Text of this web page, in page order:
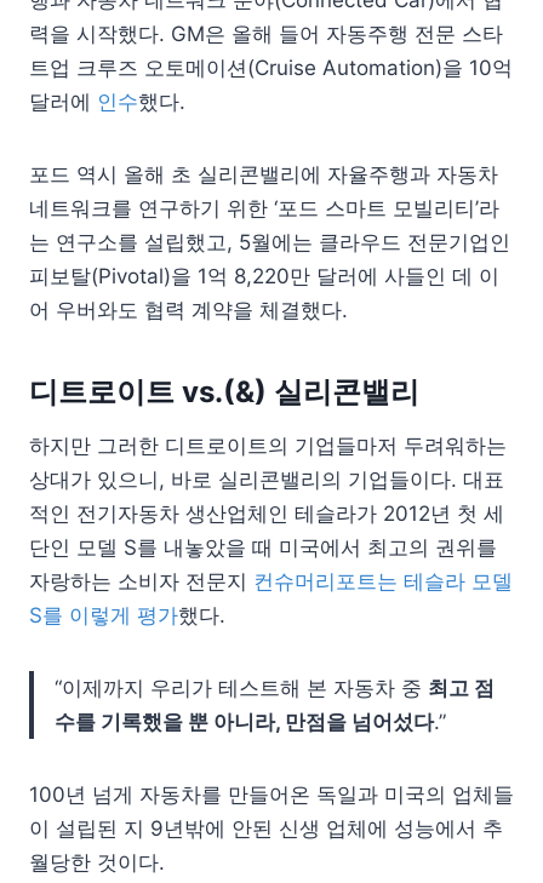
력을 시작했다. GM은 올해 들어 자동주행 전문 스타
트업 크루즈 오토메이션(Cruise Automation)을 10억
달러에 인수했다.
포드 역시 올해 초 실리콘밸리에 자율주행과 자동차
네트워크를 연구하기 위한 ‘포드 스마트 모빌리티’라
는 연구소를 설립했고, 5월에는 클라우드 전문기업인
피보탈(Pivotal)을 1억 8,220만 달러에 사들인 데 이
어 우버와도 협력 계약을 체결했다.
디트로이트 vs.(&) 실리콘밸리
하지만 그러한 디트로이트의 기업들마저 두려워하는
상대가 있으니, 바로 실리콘밸리의 기업들이다. 대표
적인 전기자동차 생산업체인 테슬라가 2012년 첫 세
단인 모델 S를 내놓았을 때 미국에서 최고의 권위를
자랑하는 소비자 전문지 컨슈머리포트는 테슬라 모델
S를 이렇게 평가했다.
“이제까지 우리가 테스트해 본 자동차 중 최고 점
수를 기록했을 뿐 아니라, 만점을 넘어섰다.”
100년 넘게 자동차를 만들어온 독일과 미국의 업체들
이 설립된 지 9년밖에 안된 신생 업체에 성능에서 추
월당한 것이다.